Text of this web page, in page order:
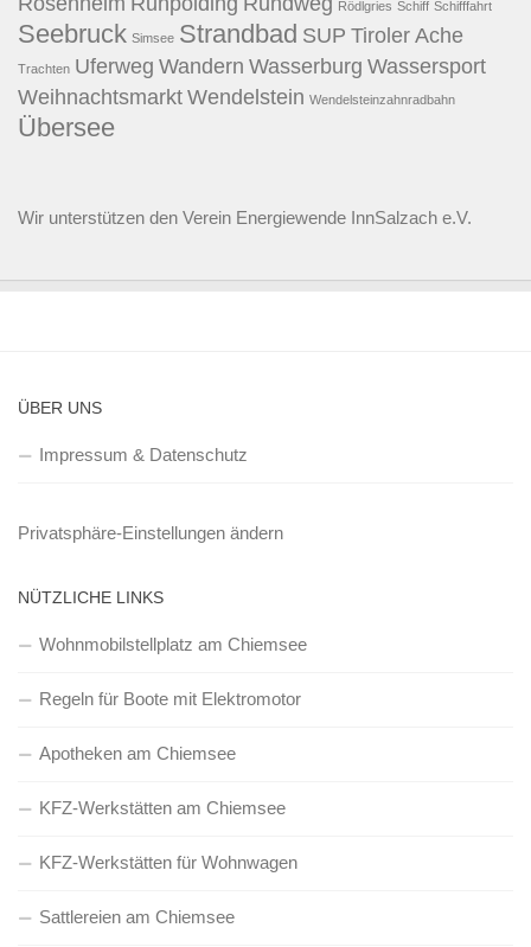
Rödlgries Schiff Schifffahrt
Seebruck Simsee Strandbad SUP Tiroler Ache
Trachten Uferweg Wandern Wasserburg Wassersport
Weihnachtsmarkt Wendelstein Wendelsteinzahnradbahn
Übersee
Wir unterstützen den Verein Energiewende InnSalzach e.V.
ÜBER UNS
Impressum & Datenschutz
Privatsphäre-Einstellungen ändern
NÜTZLICHE LINKS
Wohnmobilstellplatz am Chiemsee
Regeln für Boote mit Elektromotor
Apotheken am Chiemsee
KFZ-Werkstätten am Chiemsee
KFZ-Werkstätten für Wohnwagen
Sattlereien am Chiemsee